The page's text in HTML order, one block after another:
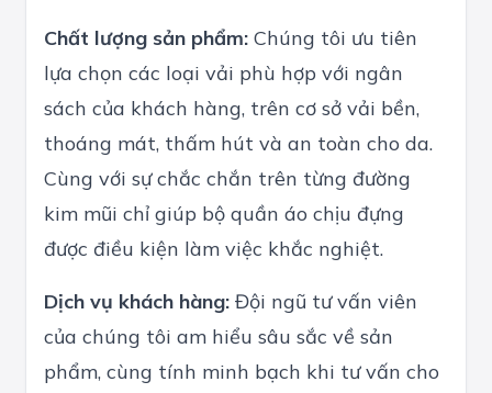
Chất lượng sản phẩm: Chúng tôi ưu tiên
lựa chọn các loại vải phù hợp với ngân
sách của khách hàng, trên cơ sở vải bền,
thoáng mát, thấm hút và an toàn cho da.
Cùng với sự chắc chắn trên từng đường
kim mũi chỉ giúp bộ quần áo chịu đựng
được điều kiện làm việc khắc nghiệt.
Dịch vụ khách hàng: Đội ngũ tư vấn viên
của chúng tôi am hiểu sâu sắc về sản
phẩm, cùng tính minh bạch khi tư vấn cho